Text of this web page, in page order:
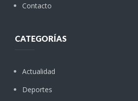
Contacto
CATEGORÍAS
Actualidad
Deportes